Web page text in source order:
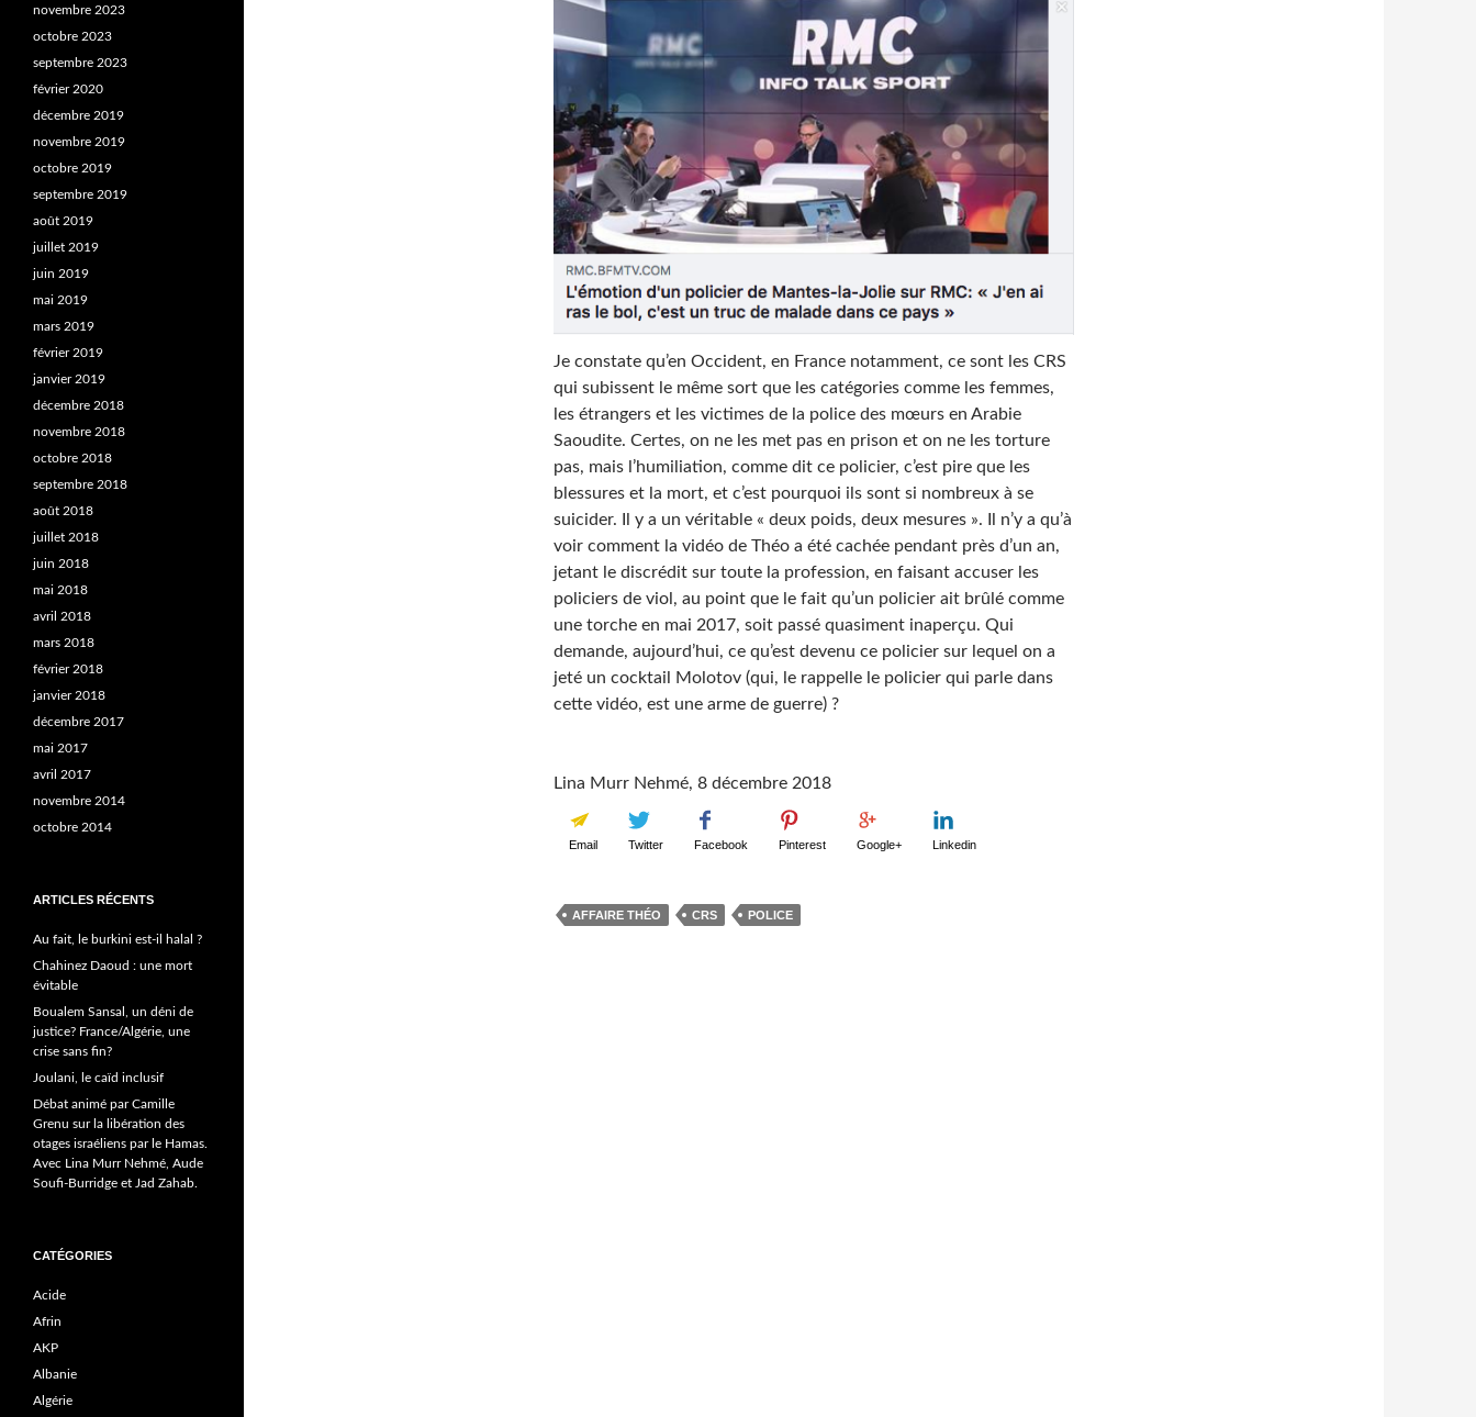
Je constate qu’en Occident, en France notamment, ce sont les CRS
qui subissent le même sort que les catégories comme les femmes,
les étrangers et les victimes de la police des mœurs en Arabie
Saoudite. Certes, on ne les met pas en prison et on ne les torture
pas, mais l’humiliation, comme dit ce policier, c’est pire que les
blessures et la mort, et c’est pourquoi ils sont si nombreux à se
suicider. Il y a un véritable « deux poids, deux mesures ». Il n’y a qu’à
voir comment la vidéo de Théo a été cachée pendant près d’un an,
jetant le discrédit sur toute la profession, en faisant accuser les
policiers de viol, au point que le fait qu’un policier ait brûlé comme
une torche en mai 2017, soit passé quasiment inaperçu. Qui
demande, aujourd’hui, ce qu’est devenu ce policier sur lequel on a
jeté un cocktail Molotov (qui, le rappelle le policier qui parle dans
cette vidéo, est une arme de guerre) ?
Lina Murr Nehmé, 8 décembre 2018
Email Twitter Facebook Pinterest Google+ Linkedin
AFFAIRE THÉO CRS POLICE
novembre 2023
octobre 2023
septembre 2023
février 2020
décembre 2019
novembre 2019
octobre 2019
septembre 2019
août 2019
juillet 2019
juin 2019
mai 2019
mars 2019
février 2019
janvier 2019
décembre 2018
novembre 2018
octobre 2018
septembre 2018
août 2018
juillet 2018
juin 2018
mai 2018
avril 2018
mars 2018
février 2018
janvier 2018
décembre 2017
mai 2017
avril 2017
novembre 2014
octobre 2014
ARTICLES RÉCENTS
Au fait, le burkini est-il halal ?
Chahinez Daoud : une mort
évitable
Boualem Sansal, un déni de
justice? France/Algérie, une
crise sans fin?
Joulani, le caïd inclusif
Débat animé par Camille
Grenu sur la libération des
otages israéliens par le Hamas.
Avec Lina Murr Nehmé, Aude
Soufi-Burridge et Jad Zahab.
CATÉGORIES
Acide
Afrin
AKP
Albanie
Algérie